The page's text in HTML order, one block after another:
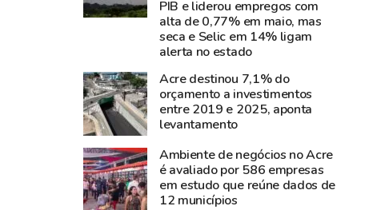
um
sucesso
da
Expoacre
2026
empreendedorismo
amazônico
PIB e liderou empregos com
alta de 0,77% em maio, mas
seca e Selic em 14% ligam
alerta no estado
Acre destinou 7,1% do
orçamento a investimentos
entre 2019 e 2025, aponta
levantamento
Ambiente de negócios no Acre
é avaliado por 586 empresas
em estudo que reúne dados de
12 municípios